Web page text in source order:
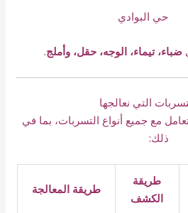
حي البوادي
ضباء، تيماء، الوجه، حقل، وأملج.
التي نعالجها
مع جميع أنواع التسربات، بما في
ذلك:
طريقة
الكشف
طريقة المعالجة